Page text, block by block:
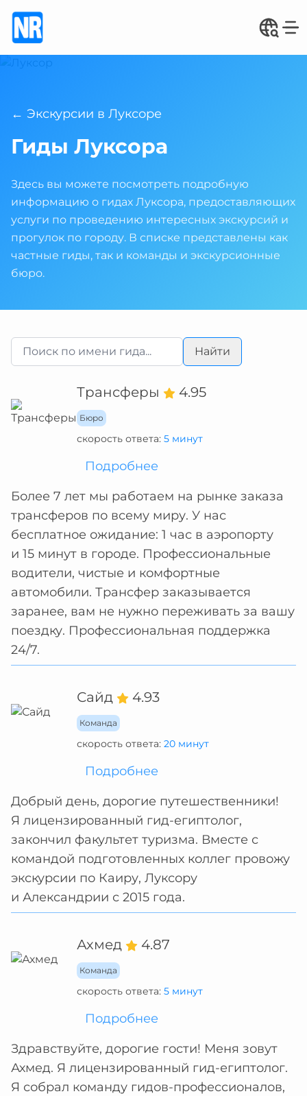
← Экскурсии в Луксоре
Гиды Луксора
Здесь вы можете посмотреть подробную
информацию о гидах Луксора, предоставляющих
услуги по проведению интересных экскурсий и
прогулок по городу. В списке представлены как
частные гиды, так и команды и экскурсионные
бюро.
Найти
Трансферы 4.95
Бюро
скорость ответа: 5 минут
Подробнее
Более 7 лет мы работаем на рынке заказа
трансферов по всему миру. У нас
бесплатное ожидание: 1 час в аэропорту
и 15 минут в городе. Профессиональные
водители, чистые и комфортные
автомобили. Трансфер заказывается
заранее, вам не нужно переживать за вашу
поездку. Профессиональная поддержка
24/7.
Сайд 4.93
Команда
скорость ответа: 20 минут
Подробнее
Добрый день, дорогие путешественники!
Я лицензированный гид-египтолог,
закончил факультет туризма. Вместе с
командой подготовленных коллег провожу
экскурсии по Каиру, Луксору
и Александрии с 2015 года.
Ахмед 4.87
Команда
скорость ответа: 5 минут
Подробнее
Здравствуйте, дорогие гости! Меня зовут
Ахмед. Я лицензированный гид-египтолог.
Я собрал команду гидов-профессионалов,